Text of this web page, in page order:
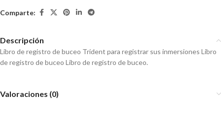
Comparte:
Descripción
Libro de registro de buceo Trident para registrar sus inmersiones Libro
de registro de buceo Libro de registro de buceo.
Valoraciones (0)